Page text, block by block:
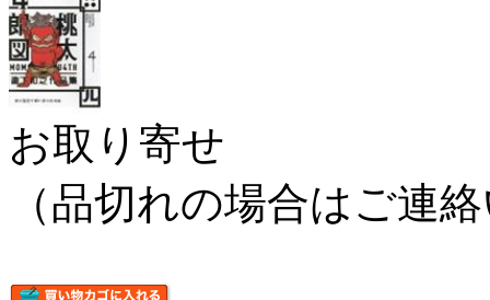
お取り寄せ
（品切れの場合はご連